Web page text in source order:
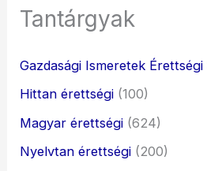
Tantárgyak
Gazdasági Ismeretek Érettségi
Hittan érettségi (100)
Magyar érettségi (624)
Nyelvtan érettségi (200)